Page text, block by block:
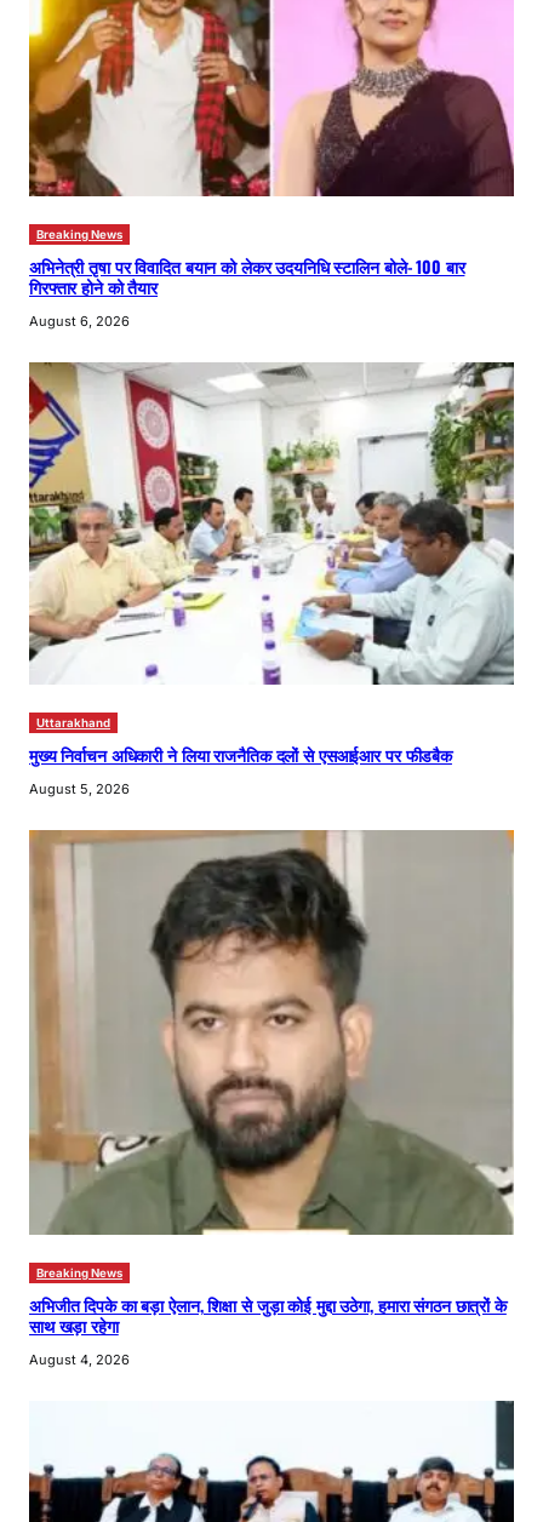
Breaking News
अभिनेत्री तृषा पर विवादित बयान को लेकर उदयनिधि स्टालिन बोले- 100 बार
गिरफ्तार होने को तैयार
August 6, 2026
Uttarakhand
मुख्य निर्वाचन अधिकारी ने लिया राजनैतिक दलों से एसआईआर पर फीडबैक
August 5, 2026
Breaking News
अभिजीत दिपके का बड़ा ऐलान, शिक्षा से जुड़ा कोई मुद्दा उठेगा, हमारा संगठन छात्रों के
साथ खड़ा रहेगा
August 4, 2026